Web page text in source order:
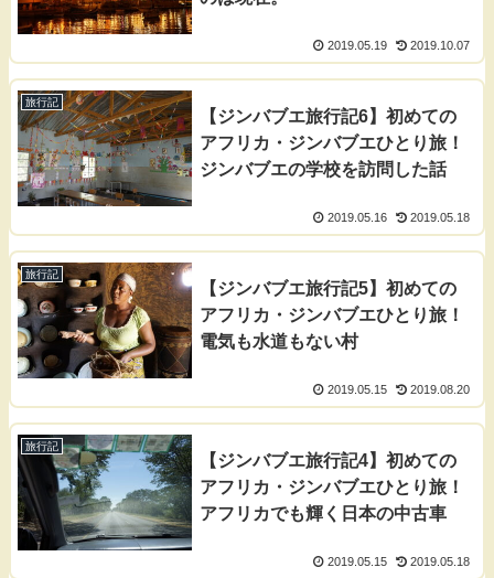
2019.05.19 2019.10.07
旅行記
【ジンバブエ旅行記6】初めての
アフリカ・ジンバブエひとり旅！
ジンバブエの学校を訪問した話
2019.05.16 2019.05.18
旅行記
【ジンバブエ旅行記5】初めての
アフリカ・ジンバブエひとり旅！
電気も水道もない村
2019.05.15 2019.08.20
旅行記
【ジンバブエ旅行記4】初めての
アフリカ・ジンバブエひとり旅！
アフリカでも輝く日本の中古車
2019.05.15 2019.05.18